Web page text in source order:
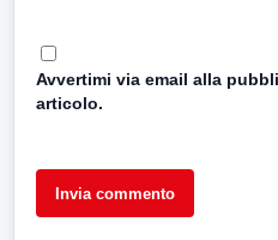
Avvertimi via email alla
articolo.